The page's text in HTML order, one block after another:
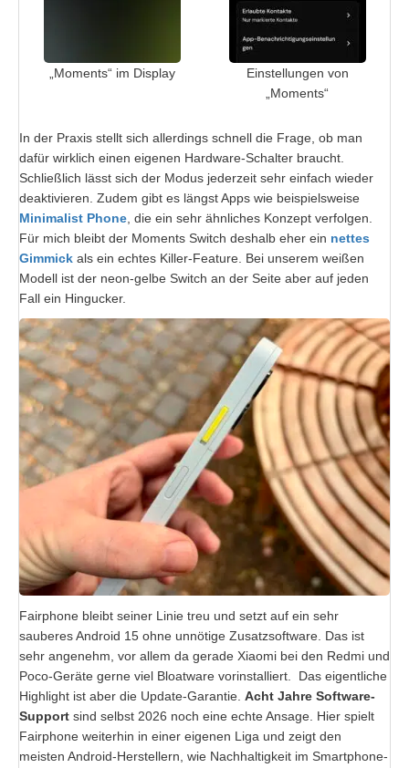
„Moments“ im Display
Einstellungen von
„Moments“
In der Praxis stellt sich allerdings schnell die Frage, ob man
dafür wirklich einen eigenen Hardware-Schalter braucht.
Schließlich lässt sich der Modus jederzeit sehr einfach wieder
deaktivieren. Zudem gibt es längst Apps wie beispielsweise
Minimalist Phone , die ein sehr ähnliches Konzept verfolgen.
Für mich bleibt der Moments Switch deshalb eher ein nettes
Gimmick als ein echtes Killer-Feature. Bei unserem weißen
Modell ist der neon-gelbe Switch an der Seite aber auf jeden
Fall ein Hingucker.
Fairphone bleibt seiner Linie treu und setzt auf ein sehr
sauberes Android 15 ohne unnötige Zusatzsoftware. Das ist
sehr angenehm, vor allem da gerade Xiaomi bei den Redmi und
Poco-Geräte gerne viel Bloatware vorinstalliert. Das eigentliche
Highlight ist aber die Update-Garantie. Acht Jahre Software-
Support sind selbst 2026 noch eine echte Ansage. Hier spielt
Fairphone weiterhin in einer eigenen Liga und zeigt den
meisten Android-Herstellern, wie Nachhaltigkeit im Smartphone-